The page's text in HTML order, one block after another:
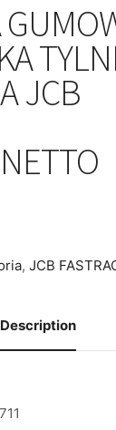
JCB
, JCB
Description